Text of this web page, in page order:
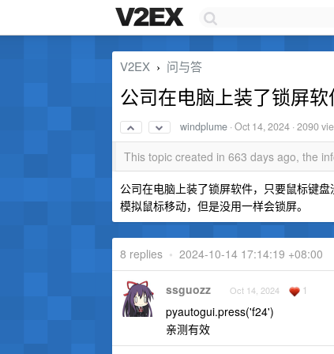
V2EX › 问与答
公司在电脑上装了锁屏
windplume ·Oct 14, 2024 · 2090
This topic created in 663 days ago, the
公司在电脑上装了锁屏软件，只要鼠标键
模拟鼠标移动，但是没用一样会锁屏。
8 replies • 2024-10-14 17:14:19 +08:00
ssguozz Oct 14, 2024 1
pyautogui.press('f24')
亲测有效